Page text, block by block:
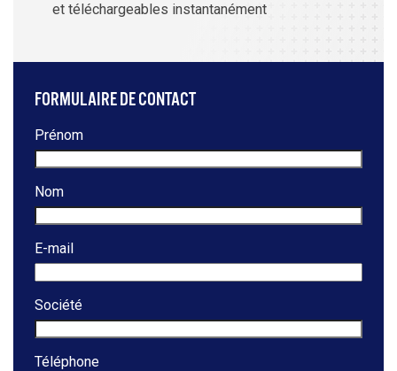
et téléchargeables instantanément
FORMULAIRE DE CONTACT
Prénom
Nom
E-mail
Société
Téléphone